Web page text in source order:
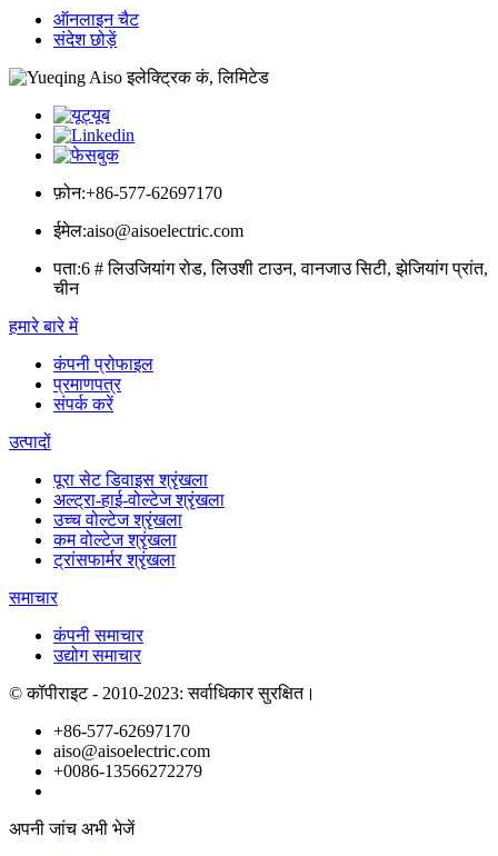
ऑनलाइन चैट
संदेश छोड़ें
फ़ोन:+86-577-62697170
ईमेल:aiso@aisoelectric.com
पता:6 # लिउजियांग रोड, लिउशी टाउन, वानजाउ सिटी, झेजियांग प्रांत,
चीन
हमारे बारे में
कंपनी प्रोफाइल
प्रमाणपत्र
संपर्क करें
उत्पादों
पूरा सेट डिवाइस श्रृंखला
अल्ट्रा-हाई-वोल्टेज श्रृंखला
उच्च वोल्टेज श्रृंखला
कम वोल्टेज श्रृंखला
ट्रांसफार्मर श्रृंखला
समाचार
कंपनी समाचार
उद्योग समाचार
© कॉपीराइट - 2010-2023: सर्वाधिकार सुरक्षित।
+86-577-62697170
aiso@aisoelectric.com
+0086-13566272279
अपनी जांच अभी भेजें